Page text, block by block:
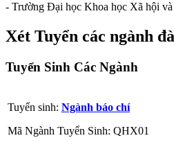
- Trường Đại học Khoa học Xã hội và
Xét Tuyển các ngành
Tuyển Sinh Các Ngành
Tuyển sinh: Ngành báo chí
Mã Ngành Tuyển Sinh: QHX01